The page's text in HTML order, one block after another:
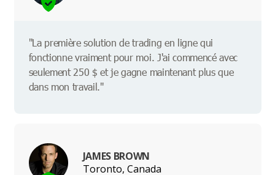
"La première solution de trading en ligne qui
fonctionne vraiment pour moi. J'ai commencé avec
seulement 250 $ et je gagne maintenant plus que
dans mon travail."
JAMES BROWN
Toronto, Canada